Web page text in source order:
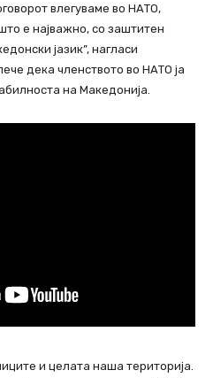
влегуваме во НАТО,
е најважно, со заштитен
јазик”, нагласи
дека членството во НАТО ја
на Македонија.
и целата наша територија.